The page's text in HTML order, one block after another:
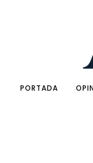
PORTADA